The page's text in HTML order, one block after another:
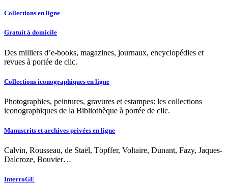
Collections en ligne
Gratuit à domicile
Des milliers d’e-books, magazines, journaux, encyclopédies et
revues à portée de clic.
Collections iconographiques en ligne
Photographies, peintures, gravures et estampes: les collections
iconographiques de la Bibliothèque à portée de clic.
Manuscrits et archives privées en ligne
Calvin, Rousseau, de Staël, Töpffer, Voltaire, Dunant, Fazy, Jaques-
Dalcroze, Bouvier…
InterroGE